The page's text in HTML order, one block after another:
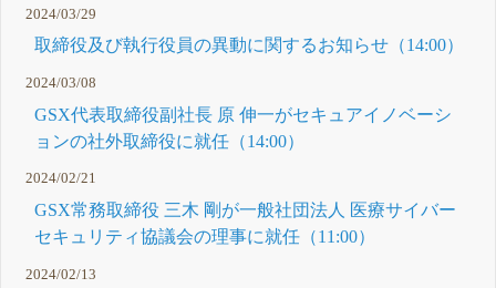
2024/03/29
取締役及び執行役員の異動に関するお知らせ（14:00）
2024/03/08
GSX代表取締役副社長 原 伸一がセキュアイノベーシ
ョンの社外取締役に就任（14:00）
2024/02/21
GSX常務取締役 三木 剛が一般社団法人 医療サイバー
セキュリティ協議会の理事に就任（11:00）
2024/02/13